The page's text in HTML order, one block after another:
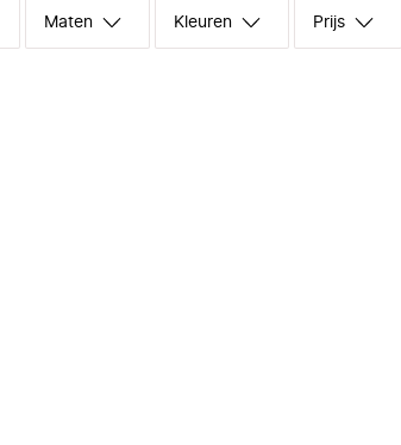
Maten Kleuren Prijs